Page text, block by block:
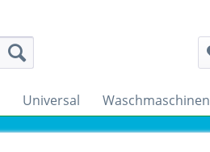
Universal Waschmaschinen